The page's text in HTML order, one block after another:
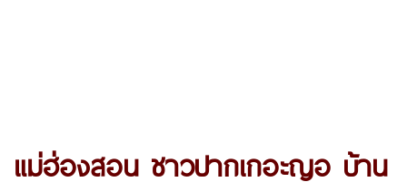
แม่ฮ่องสอน ชาวปากเกอะญอ บ้าน